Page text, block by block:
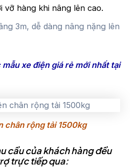
vỡ hàng khi nâng lên cao.
3m, dễ dàng nâng nặng lên
mẫu xe điện giá rẻ mới nhất tại
chân rộng tải 1500kg
cầu của khách hàng đều
trực tiếp qua: